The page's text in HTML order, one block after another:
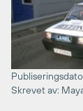
Skrevet av: